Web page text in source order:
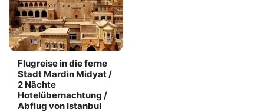
Flugreise in die ferne
Stadt Mardin Midyat /
2 Nächte
Hotelübernachtung /
Abflug von Istanbul